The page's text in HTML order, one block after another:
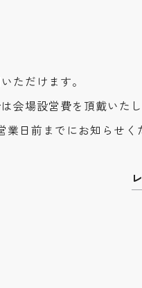
ただけます。
会場設営費を頂戴いた
日前までにお知らせく